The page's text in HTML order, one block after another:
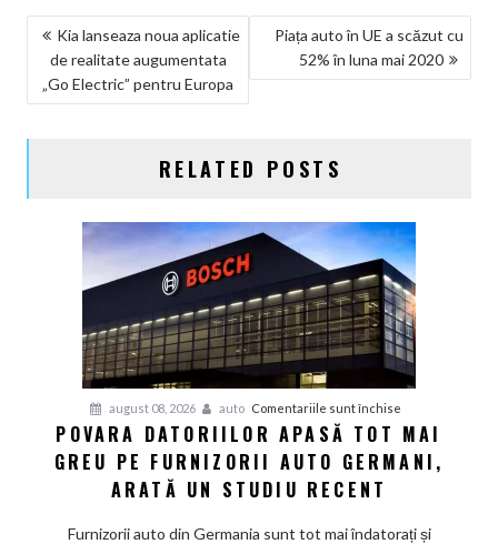
NAVIGARE
ÎN
ARTICOLE
Kia lanseaza noua aplicatie
de realitate augumentata
„Go Electric” pentru Europa
Piața auto în UE a scăzut cu
52% în luna mai 2020
RELATED POSTS
august 08, 2026 auto Comentariile sunt închise
Povara
datoriilor
mai
POVARA DATORIILOR APASĂ TOT MAI
GREU PE FURNIZORII AUTO GERMANI,
ARATĂ UN STUDIU RECENT
Furnizorii auto din Germania sunt tot mai îndatorați și